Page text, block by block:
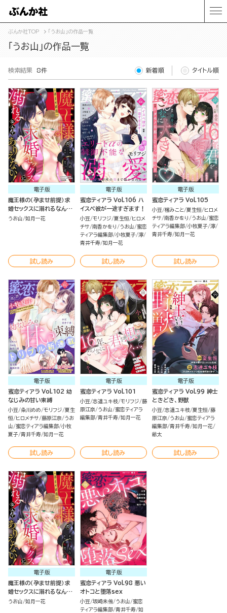
ぶんか社TOP 「うお山」の作品一覧
「うお山」の作品一覧
検索結果 8件 新着順 タイトル順
電子版
魔王様の（孕ませ前提）求
婚セックスに溺れるなんて
ありえない！
うお山 如月一花
試し読み
電子版
蜜恋ティアラ Vol.106 ハ
イスペ彼が一途すぎます！
小豆 モリフジ 夏生恒
ヒロメ
チサ 南香かをり うお山
蜜恋
ティアラ編集部 小牧夏子 濘
青井千寿 如月一花
試し読み
電子版
蜜恋ティアラ Vol.105
小豆 櫁みこと 夏生恒
ヒロメ
チサ 南香かをり うお山
蜜恋
ティアラ編集部 小牧夏子 濘
青井千寿 如月一花
試し読み
電子版
蜜恋ティアラ Vol.102 幼
なじみの甘い束縛
小豆 粂川めめ モリフジ 夏生
恒
ヒロメチサ 藤原江奈 うお
山
蜜恋ティアラ編集部 小牧
夏子 青井千寿 如月一花
試し読み
電子版
蜜恋ティアラ Vol.101
小豆 志連ユキ枝 モリフジ 藤
原江奈 うお山
蜜恋ティアラ
編集部 青井千寿 如月一花
試し読み
電子版
蜜恋ティアラ Vol.99 紳士
ときどき、野獣
小豆 志連ユキ枝 夏生恒 藤
原江奈 うお山
蜜恋ティアラ
編集部 青井千寿 如月一花
爺太
試し読み
電子版
魔王様の（孕ませ前提）求
婚セックスに溺れるなんて
ありえない！（分冊版）
うお山 如月一花
電子版
蜜恋ティアラ Vol.98 悪い
オトコと堕落sex
小豆 坂崎未侑 うお山
蜜恋
ティアラ編集部 青井千寿 如